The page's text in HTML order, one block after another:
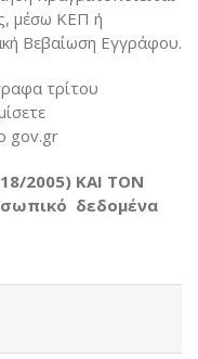
μέσω ΚΕΠ ή
Βεβαίωση Εγγράφου.
τρίτου
gov.gr
2005) ΚΑΙ ΤΟΝ
δεδομένα